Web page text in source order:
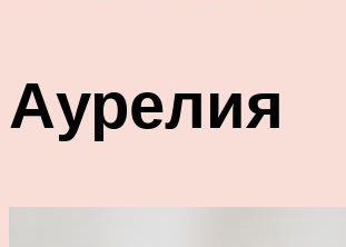
Аурелия